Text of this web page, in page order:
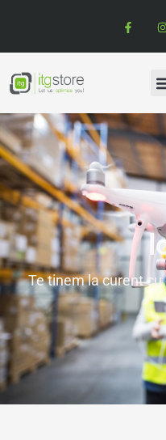
Te tinem la curent